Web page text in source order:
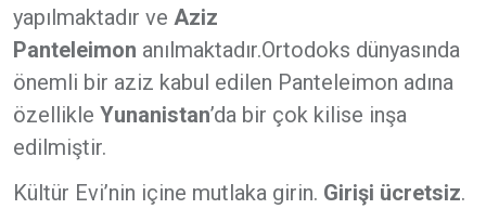
yapılmaktadır ve Aziz
Panteleimon anılmaktadır.Ortodoks dünyasında
önemli bir aziz kabul edilen Panteleimon adına
özellikle Yunanistan’da bir çok kilise inşa
edilmiştir.
Kültür Evi’nin içine mutlaka girin. Girişi ücretsiz.